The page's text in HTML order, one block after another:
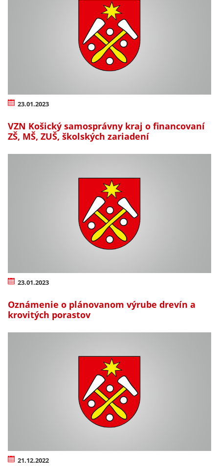
23.01.2023
VZN Košický samosprávny kraj o financovaní
ZŠ, MŠ, ZUŠ, školských zariadení
23.01.2023
Oznámenie o plánovanom výrube drevín a
krovitých porastov
21.12.2022